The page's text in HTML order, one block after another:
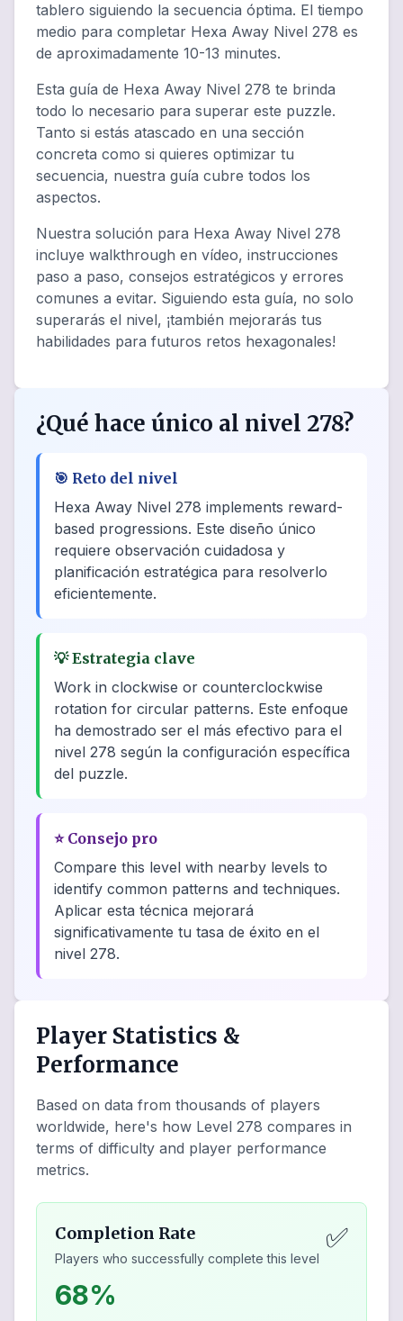
tablero siguiendo la secuencia óptima. El tiempo
medio para completar Hexa Away Nivel 278 es
de aproximadamente 10-13 minutes.
Esta guía de Hexa Away Nivel 278 te brinda
todo lo necesario para superar este puzzle.
Tanto si estás atascado en una sección
concreta como si quieres optimizar tu
secuencia, nuestra guía cubre todos los
aspectos.
Nuestra solución para Hexa Away Nivel 278
incluye walkthrough en vídeo, instrucciones
paso a paso, consejos estratégicos y errores
comunes a evitar. Siguiendo esta guía, no solo
superarás el nivel, ¡también mejorarás tus
habilidades para futuros retos hexagonales!
¿Qué hace único al nivel 278?
🎯 Reto del nivel
Hexa Away Nivel 278 implements reward-
based progressions. Este diseño único
requiere observación cuidadosa y
planificación estratégica para resolverlo
eficientemente.
💡Estrategia clave
Work in clockwise or counterclockwise
rotation for circular patterns. Este enfoque
ha demostrado ser el más efectivo para el
nivel 278 según la configuración específica
del puzzle.
⭐ Consejo pro
Compare this level with nearby levels to
identify common patterns and techniques.
Aplicar esta técnica mejorará
significativamente tu tasa de éxito en el
nivel 278.
Player Statistics &
Performance
Based on data from thousands of players
worldwide, here's how Level 278 compares in
terms of difficulty and player performance
metrics.
Completion Rate
Players who successfully complete this level
✅
68%